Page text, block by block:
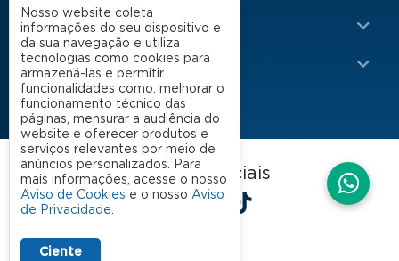
Rodapé 2
Apoio
Impacto
FGV EAESP nas redes sociais
LinkedIn
Facebook
Instagram
X YouTube
SpotifyTikTok
Nosso website coleta
informações do seu dispositivo e
da sua navegação e utiliza
tecnologias como cookies para
armazená-las e permitir
funcionalidades como: melhorar o
funcionamento técnico das
páginas, mensurar a audiência do
website e oferecer produtos e
serviços relevantes por meio de
anúncios personalizados. Para
mais informações, acesse o nosso
Aviso de Cookies e o nosso Aviso
de Privacidade.
Ciente